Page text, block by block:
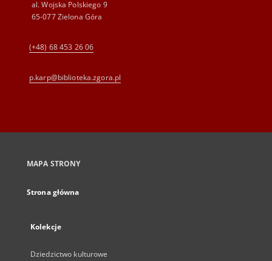
al. Wojska Polskiego 9
65-077 Zielona Góra
(+48) 68 453 26 06
p.karp@biblioteka.zgora.pl
MAPA STRONY
Strona główna
Kolekcje
Dziedzictwo kulturowe